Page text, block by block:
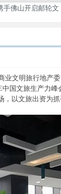
旅携手大湾区 粤港
业文明旅行地产
国文旅生产力
，以文旅出资为